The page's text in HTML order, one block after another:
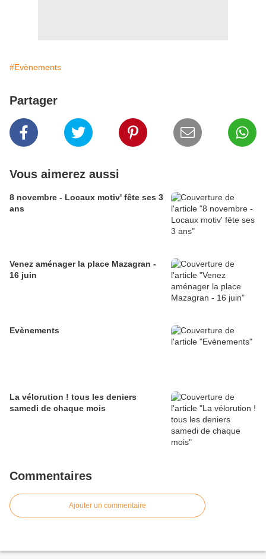
#Evènements
Partager
Vous aimerez aussi
8 novembre - Locaux motiv' fête ses 3
ans
Venez aménager la place Mazagran -
16 juin
Evènements
La vélorution ! tous les deniers
samedi de chaque mois
Commentaires
Ajouter un commentaire